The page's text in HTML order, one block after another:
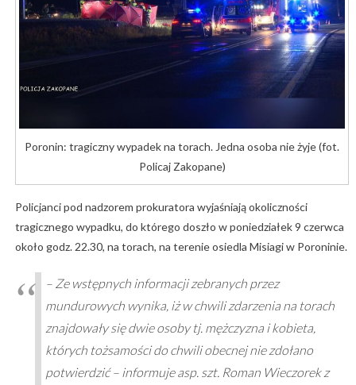
Poronin: tragiczny wypadek na torach. Jedna osoba nie żyje (fot.
Policaj Zakopane)
Policjanci pod nadzorem prokuratora wyjaśniają okoliczności
tragicznego wypadku, do którego doszło w poniedziałek 9 czerwca
około godz. 22.30, na torach, na terenie osiedla Misiagi w Poroninie.
– Ze wstępnych informacji zebranych przez
mundurowych wynika, iż w chwili zdarzenia na torach
znajdowały się dwie osoby tj. mężczyzna i kobieta,
których tożsamości do chwili obecnej nie zdołano
potwierdzić – informuje asp. szt. Roman Wieczorek z